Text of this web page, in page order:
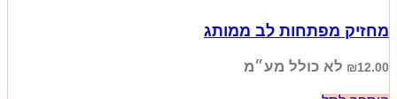
מחזיק מפתחות לב ממותג
₪12.00 לא כולל מע״מ